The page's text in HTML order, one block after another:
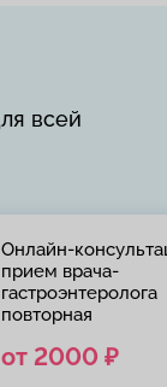
всей
Онлайн-
прием врача-
гастроэнтеролога
повторная
от 2000 ₽